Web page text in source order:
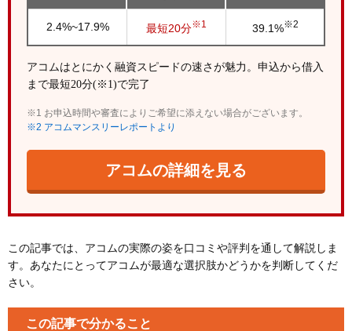
2.4%~17.9% 最短20分※1 39.1%※2
アコムはとにかく融資スピードの速さが魅力。申込から借入
まで最短20分(※1)で完了
※1 お申込時間や審査によりご希望に添えない場合がございます。
※2 アコムマンスリーレポートより
アコムの詳細を見る
この記事では、アコムの実際の姿を口コミや評判を通して解説しま
す。あなたにとってアコムが最適な選択肢かどうかを判断してくだ
さい。
この記事で分かること